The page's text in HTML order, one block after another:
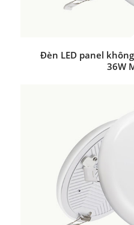
Đèn LED panel
36W